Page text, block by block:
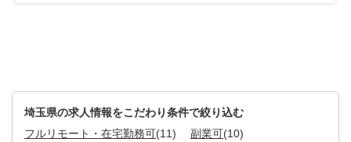
埼玉県の求人情報をこだわり条件で絞り込む
フルリモート・在宅勤務可(11) 副業可(10)